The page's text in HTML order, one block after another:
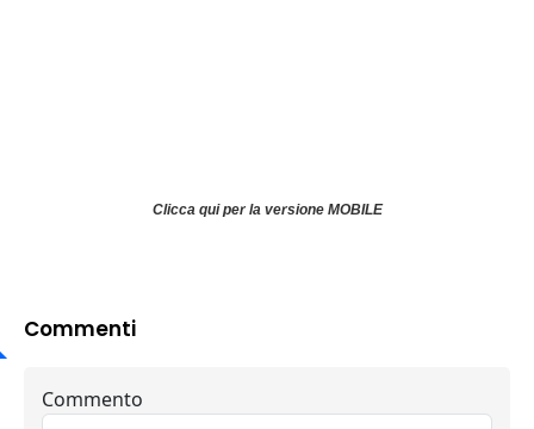
Clicca qui per la versione MOBILE
Commenti